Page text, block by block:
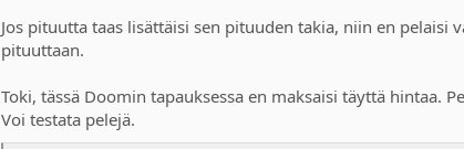
Jos pituutta taas lisättäisi sen pituuden takia, niin en
pituuttaan.
Toki, tässä Doomin tapauksessa en maksaisi täyttä hintaa.
Voi testata pelejä.